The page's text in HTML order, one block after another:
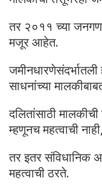
तर २०११ च्या
मजूर आहेत.
जमीनधारणेसंदर्भातली
साधनांच्या
दलितांसाठी
म्हणूनच महत्वाची नाही,
तर इतर संविधानिक
महत्वाची ठरते.